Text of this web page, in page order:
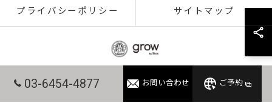
03-6454-4877 お問い合わせ ご予約
プライバシーポリシー サイトマップ
© 2026 東京都赤羽の美容室ならgrow 赤羽 ALL RIGHTS RESERVED.